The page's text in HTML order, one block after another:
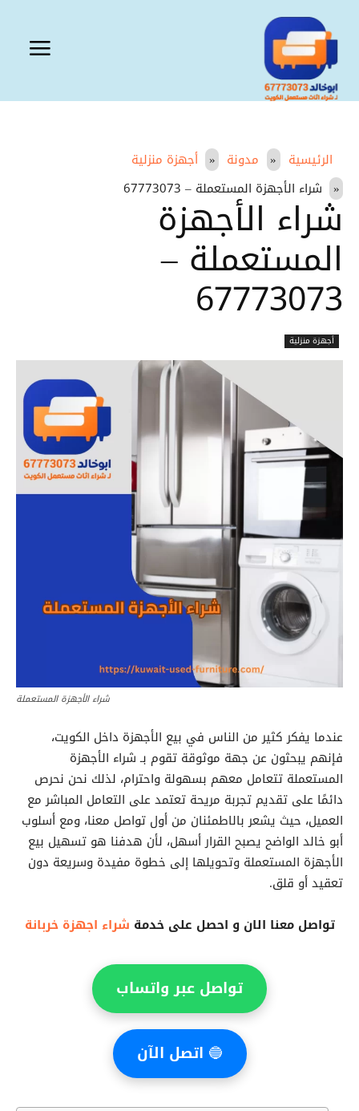
الرئيسية مدونة
أجهزة منزلية
شراء الأجهزة المستعملة – 67773073
شراء الأجهزة
المستعملة –
67773073
أجهزة منزلية
شراء الأجهزة المستعملة
عندما يفكر كثير من الناس في بيع الأجهزة داخل الكويت،
فإنهم يبحثون عن جهة موثوقة تقوم بـ شراء الأجهزة
المستعملة تتعامل معهم بسهولة واحترام، لذلك نحن نحرص
دائمًا على تقديم تجربة مريحة تعتمد على التعامل المباشر مع
العميل، حيث يشعر بالاطمئنان من أول تواصل معنا، ومع أسلوب
أبو خالد الواضح يصبح القرار أسهل، لأن هدفنا هو تسهيل بيع
الأجهزة المستعملة وتحويلها إلى خطوة مفيدة وسريعة دون
تعقيد أو قلق.
تواصل معنا الان و احصل على خدمة شراء اجهزة خربانة
تواصل عبر واتساب
🔵 اتصل الآن